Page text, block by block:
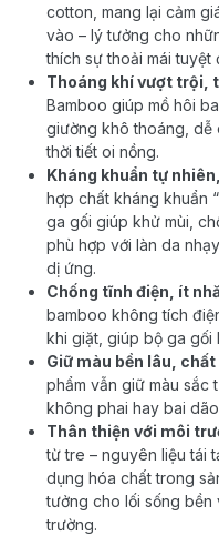
cotton, mang lại cảm
vào – lý tưởng cho
thích sự thoải mái tuyệt
Thoáng khí vượt trội,
Bamboo giúp mồ hôi
giường khô thoáng, dễ
thời tiết oi nồng.
Kháng khuẩn tự
hợp chất kháng khuẩn
ga gối giúp khử mùi,
phù hợp với làn da
dị ứng.
Chống tĩnh điện, ít
bamboo không tích
khi giặt, giúp bộ ga gối
Giữ màu bền lâu,
phẩm vẫn giữ màu sắc
không phai hay bai
Thân thiện với môi
từ tre – nguyên liệu tái
dụng hóa chất trong
tưởng cho lối sống bền
trường.